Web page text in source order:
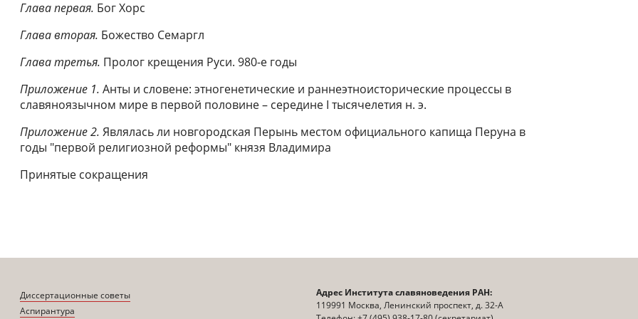
Глава первая. Бог Хорс
Глава вторая. Божество Семаргл
Глава третья. Пролог крещения Руси. 980-е годы
Приложение 1. Анты и словене: этногенетические и раннеэтноисторические процессы в
славяноязычном мире в первой половине – середине I тысячелетия н. э.
Приложение 2. Являлась ли новгородская Перынь местом официального капища Перуна в
годы "первой религиозной реформы" князя Владимира
Принятые сокращения
Диссертационные советы
Аспирантура
Адрес Института славяноведения РАН:
119991 Москва, Ленинский проспект, д. 32-А